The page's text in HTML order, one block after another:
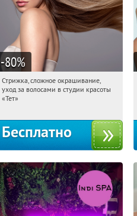
-80%
15:30:59 Получили:
Чистые пруды
Стрижка, сложное окрашивание,
уход за волосами в студии красоты
«Тет»
Бесплатно